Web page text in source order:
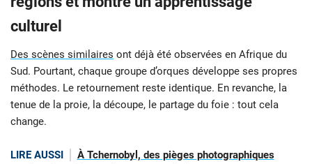
culturel
Des scènes similaires ont déjà été observées en Afrique du
Sud. Pourtant, chaque groupe d’orques développe ses propres
méthodes. Le retournement reste identique. En revanche, la
tenue de la proie, la découpe, le partage du foie : tout cela
change.
LIRE AUSSI
À Tchernobyl, des pièges photographiques